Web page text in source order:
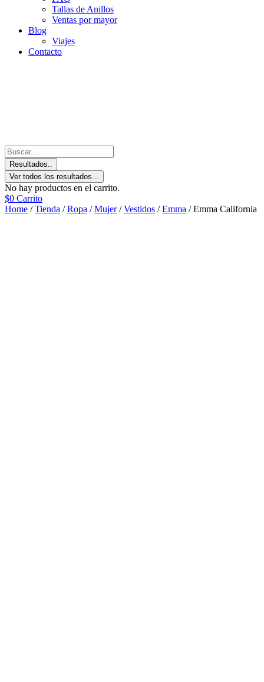
Tallas de Anillos
Ventas por mayor
Blog
Viajes
Contacto
Resultados..
Ver todos los resultados...
No hay productos en el carrito.
$0 Carrito
Home /Tienda /Ropa /Mujer/Vestidos /Emma / Emma California